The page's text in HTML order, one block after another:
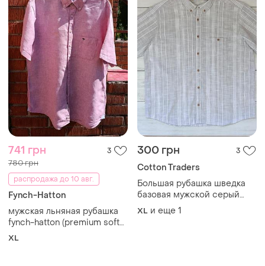
741 грн 3
780 грн
распродажа до 10 авг.
Fynch-Hatton
​мужская льняная рубашка
fynch-hatton (premium soft
linen)
XL
300 грн 3
Cotton Traders
Большая рубашка шведка
базовая мужской серый
хлопок 100% короткий
рукав
XL и еще 1